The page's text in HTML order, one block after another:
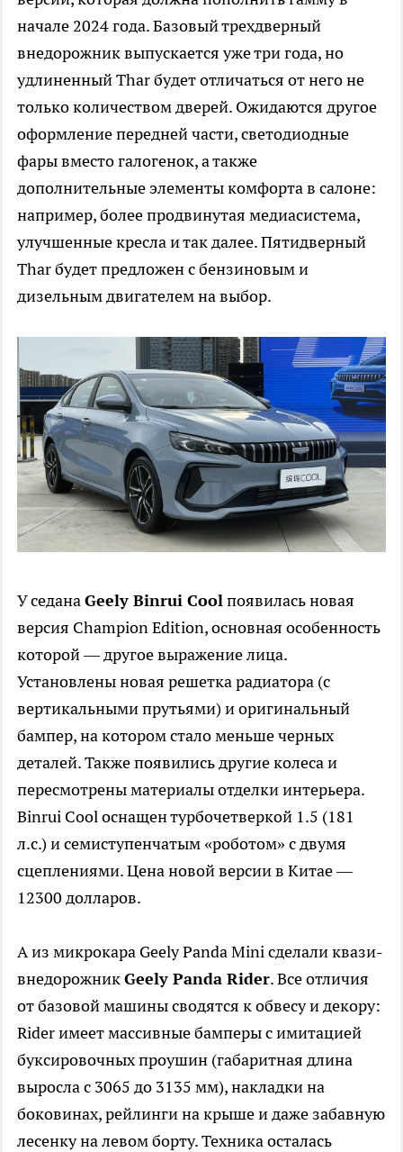
начале 2024 года. Базовый трехдверный
внедорожник выпускается уже три года, но
удлиненный Thar будет отличаться от него не
только количеством дверей. Ожидаются другое
оформление передней части, светодиодные
фары вместо галогенок, а также
дополнительные элементы комфорта в салоне:
например, более продвинутая медиасистема,
улучшенные кресла и так далее. Пятидверный
Thar будет предложен с бензиновым и
дизельным двигателем на выбор.
У седанаGeely Binrui Coolпоявилась новая
версия Champion Edition, основная особенность
которой — другое выражение лица.
Установлены новая решетка радиатора (с
вертикальными прутьями) и оригинальный
бампер, на котором стало меньше черных
деталей. Также появились другие колеса и
пересмотрены материалы отделки интерьера.
Binrui Cool оснащен турбочетверкой 1.5 (181
л.с.) и семиступенчатым «роботом» с двумя
сцеплениями. Цена новой версии в Китае —
12300 долларов.
А из микрокара Geely Panda Mini сделали квази-
внедорожникGeely Panda Rider. Все отличия
от базовой машины сводятся к обвесу и декору:
Rider имеет массивные бамперы с имитацией
буксировочных проушин (габаритная длина
выросла с 3065 до 3135 мм), накладки на
боковинах, рейлинги на крыше и даже забавную
лесенку на левом борту. Техника осталась